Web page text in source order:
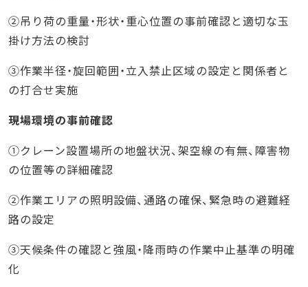
②吊り荷の重量・形状・重心位置の事前確認と適切な玉
掛け方法の検討
③作業半径・旋回範囲・立入禁止区域の設定と関係者と
の打合せ実施
現場環境の事前確認
①クレーン設置場所の地盤状況、架空線の有無、障害物
の位置等の詳細確認
②作業エリアの照明設備、通路の確保、緊急時の避難経
路の設定
③天候条件の確認と強風・降雨時の作業中止基準の明確
化